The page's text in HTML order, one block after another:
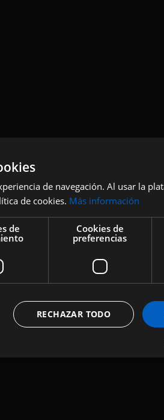
de navegación. Al usar la
de cookies. Más información
de
Cookies de
preferencias
RECHAZAR TODO